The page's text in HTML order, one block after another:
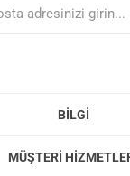
BILGI
MÜŞTERI